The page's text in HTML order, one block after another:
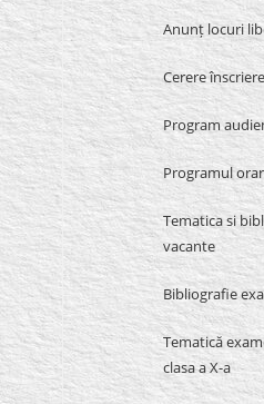
Anunț locuri
Cerere
Program
Programul
Tematica si
vacante
Bibliografie
Tematică
clasa a X-a